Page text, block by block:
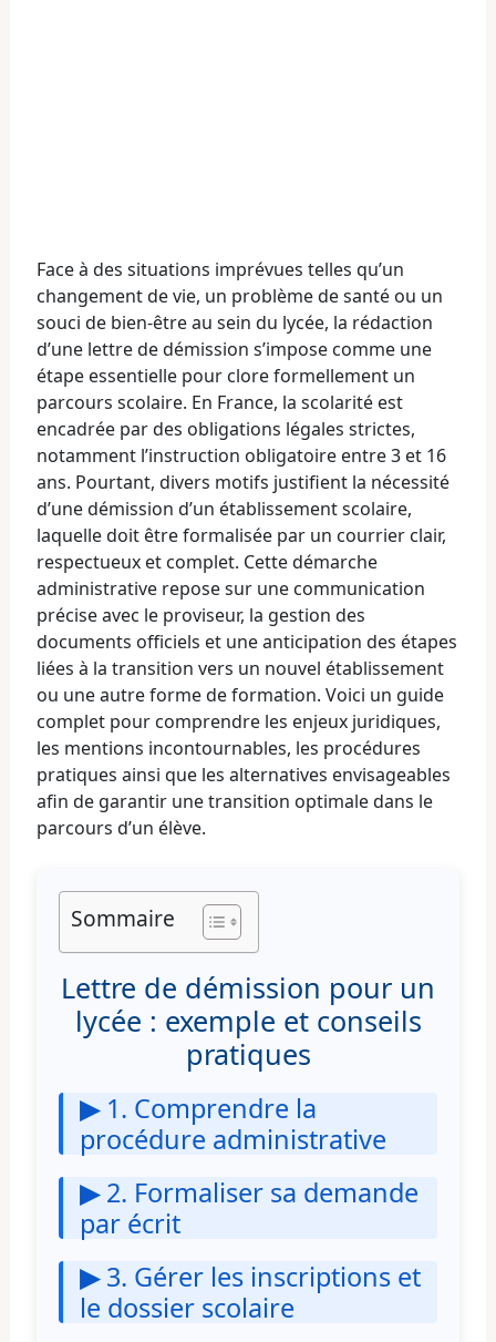
Face à des situations imprévues telles qu’un
changement de vie, un problème de santé ou un
souci de bien-être au sein du lycée, la rédaction
d’une lettre de démission s’impose comme une
étape essentielle pour clore formellement un
parcours scolaire. En France, la scolarité est
encadrée par des obligations légales strictes,
notamment l’instruction obligatoire entre 3 et 16
ans. Pourtant, divers motifs justifient la nécessité
d’une démission d’un établissement scolaire,
laquelle doit être formalisée par un courrier clair,
respectueux et complet. Cette démarche
administrative repose sur une communication
précise avec le proviseur, la gestion des
documents officiels et une anticipation des étapes
liées à la transition vers un nouvel établissement
ou une autre forme de formation. Voici un guide
complet pour comprendre les enjeux juridiques,
les mentions incontournables, les procédures
pratiques ainsi que les alternatives envisageables
afin de garantir une transition optimale dans le
parcours d’un élève.
Sommaire
Lettre de démission pour un
lycée : exemple et conseils
pratiques
▶1. Comprendre la
procédure administrative
▶2. Formaliser sa demande
par écrit
▶3. Gérer les inscriptions et
le dossier scolaire